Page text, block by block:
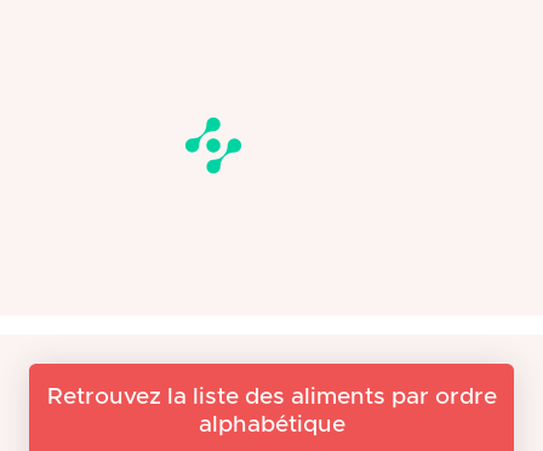
Retrouvez la liste des aliments par ordre
alphabétique